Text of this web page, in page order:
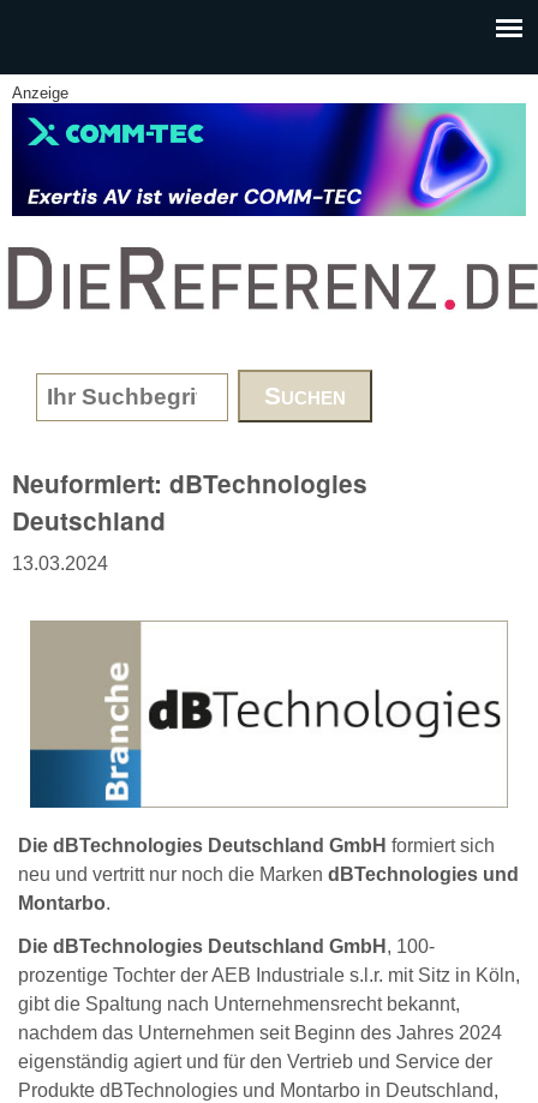
Anzeige
www.DieReferenz.de
Search form
Neuformiert: dBTechnologies
Deutschland
13.03.2024
Die dBTechnologies Deutschland GmbH formiert sich
neu und vertritt nur noch die Marken dBTechnologies und
Montarbo.
Die dBTechnologies Deutschland GmbH , 100-
prozentige Tochter der AEB Industriale s.l.r. mit Sitz in Köln,
gibt die Spaltung nach Unternehmensrecht bekannt,
nachdem das Unternehmen seit Beginn des Jahres 2024
eigenständig agiert und für den Vertrieb und Service der
Produkte dBTechnologies und Montarbo in Deutschland,